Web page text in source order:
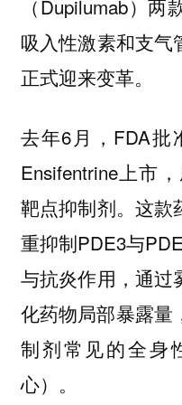
（Dupilumab）
吸入性激素和支气
正式迎来变革。
去年6月，FDA批
Ensifentrine上市
靶点抑制剂。这款
重抑制PDE3与
与抗炎作用，通过
化药物局部暴露量
制剂常见的全身
心）。